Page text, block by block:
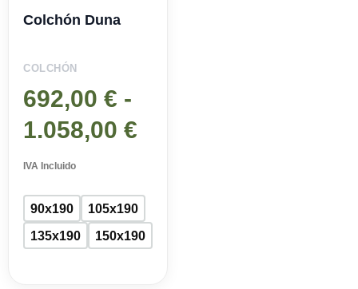
Colchón Duna
COLCHÓN
692,00 € -
1.058,00 €
IVA Incluido
90x190
105x190
135x190
150x190